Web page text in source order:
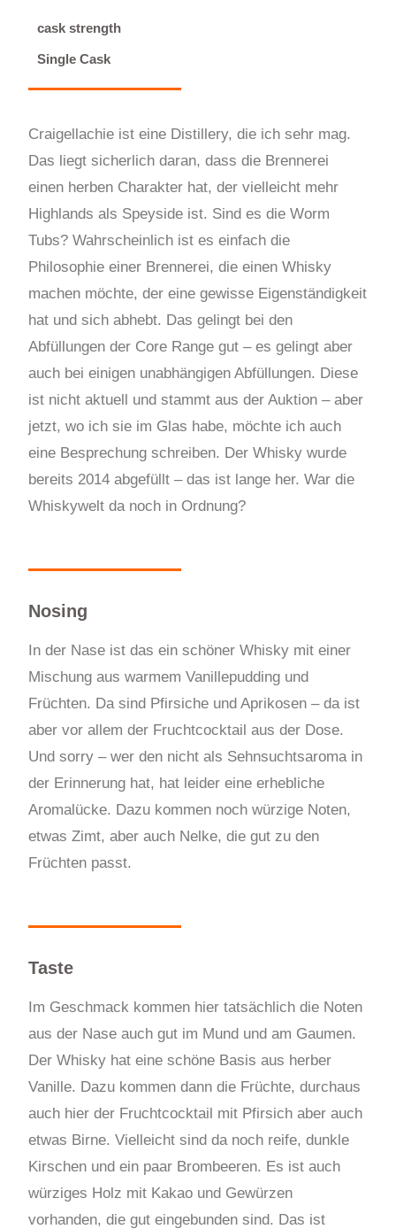
cask strength
Single Cask
Craigellachie ist eine Distillery, die ich sehr mag.
Das liegt sicherlich daran, dass die Brennerei
einen herben Charakter hat, der vielleicht mehr
Highlands als Speyside ist. Sind es die Worm
Tubs? Wahrscheinlich ist es einfach die
Philosophie einer Brennerei, die einen Whisky
machen möchte, der eine gewisse Eigenständigkeit
hat und sich abhebt. Das gelingt bei den
Abfüllungen der Core Range gut – es gelingt aber
auch bei einigen unabhängigen Abfüllungen. Diese
ist nicht aktuell und stammt aus der Auktion – aber
jetzt, wo ich sie im Glas habe, möchte ich auch
eine Besprechung schreiben. Der Whisky wurde
bereits 2014 abgefüllt – das ist lange her. War die
Whiskywelt da noch in Ordnung?
Nosing
In der Nase ist das ein schöner Whisky mit einer
Mischung aus warmem Vanillepudding und
Früchten. Da sind Pfirsiche und Aprikosen – da ist
aber vor allem der Fruchtcocktail aus der Dose.
Und sorry – wer den nicht als Sehnsuchtsaroma in
der Erinnerung hat, hat leider eine erhebliche
Aromalücke. Dazu kommen noch würzige Noten,
etwas Zimt, aber auch Nelke, die gut zu den
Früchten passt.
Taste
Im Geschmack kommen hier tatsächlich die Noten
aus der Nase auch gut im Mund und am Gaumen.
Der Whisky hat eine schöne Basis aus herber
Vanille. Dazu kommen dann die Früchte, durchaus
auch hier der Fruchtcocktail mit Pfirsich aber auch
etwas Birne. Vielleicht sind da noch reife, dunkle
Kirschen und ein paar Brombeeren. Es ist auch
würziges Holz mit Kakao und Gewürzen
vorhanden, die gut eingebunden sind. Das ist